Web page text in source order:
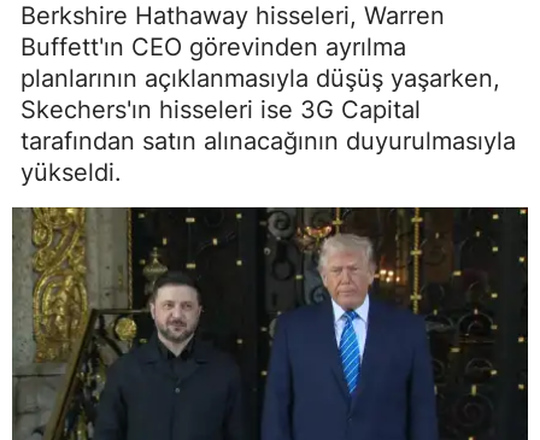
Berkshire Hathaway hisseleri, Warren
Buffett'ın CEO görevinden ayrılma
planlarının açıklanmasıyla düşüş yaşarken,
Skechers'ın hisseleri ise 3G Capital
tarafından satın alınacağının duyurulmasıyla
yükseldi.